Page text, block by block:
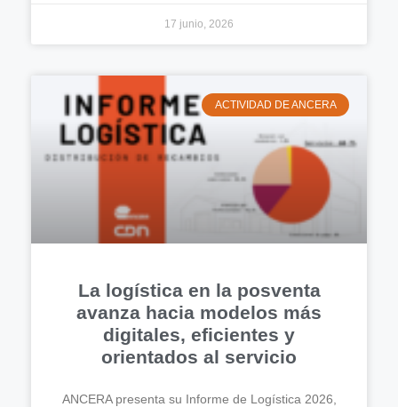
17 junio, 2026
ACTIVIDAD DE ANCERA
La logística en la posventa
avanza hacia modelos más
digitales, eficientes y
orientados al servicio
ANCERA presenta su Informe de Logística 2026,